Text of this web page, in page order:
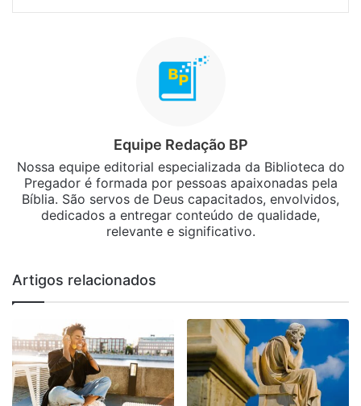
Equipe Redação BP
Nossa equipe editorial especializada da Biblioteca do
Pregador é formada por pessoas apaixonadas pela
Bíblia. São servos de Deus capacitados, envolvidos,
dedicados a entregar conteúdo de qualidade,
relevante e significativo.
Artigos relacionados